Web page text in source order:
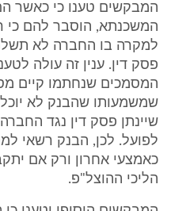
המבקשים טענו כי כאשר
המשכנתא, הוסבר להם כי
למקרה בו החברה לא
פסק דין. ענין זה עולה
המסמכים שנחתמו קיים
שמשמעותו שהבנק לא
שיינתן פסק דין נגד
לפועל. לכן, הבנק רשאי
כאמצעי אחרון ורק אם
הליכי ההוצל"פ.